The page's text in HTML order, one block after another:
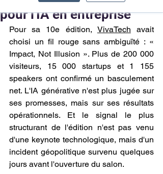
pour l'IA en entreprise
Pour sa 10e édition, VivaTech avait
choisi un fil rouge sans ambiguïté : «
Impact, Not Illusion ». Plus de 200 000
visiteurs, 15 000 startups et 1 155
speakers ont confirmé un basculement
net. L'IA générative n'est plus jugée sur
ses promesses, mais sur ses résultats
opérationnels. Et le signal le plus
structurant de l'édition n'est pas venu
d'une keynote technologique, mais d'un
incident géopolitique survenu quelques
jours avant l'ouverture du salon.